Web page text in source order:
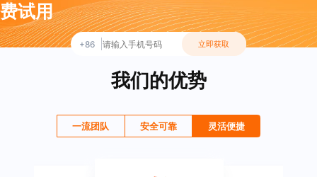
费试用
+86 立即获取
我们的优势
一流团队 安全可靠 灵活便捷